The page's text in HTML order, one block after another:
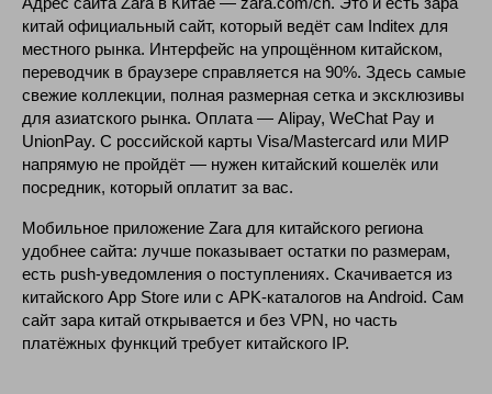
китай официальный сайт, который ведёт сам Inditex для
местного рынка. Интерфейс на упрощённом китайском,
переводчик в браузере справляется на 90%. Здесь самые
свежие коллекции, полная размерная сетка и эксклюзивы
для азиатского рынка. Оплата — Alipay, WeChat Pay и
UnionPay. С российской карты Visa/Mastercard или МИР
напрямую не пройдёт — нужен китайский кошелёк или
посредник, который оплатит за вас.
Мобильное приложение Zara для китайского региона
удобнее сайта: лучше показывает остатки по размерам,
есть push-уведомления о поступлениях. Скачивается из
китайского App Store или с APK-каталогов на Android. Сам
сайт зара китай открывается и без VPN, но часть
платёжных функций требует китайского IP.